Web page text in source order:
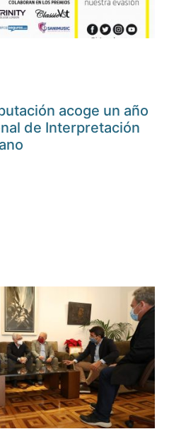
acoge un año
de Interpretación